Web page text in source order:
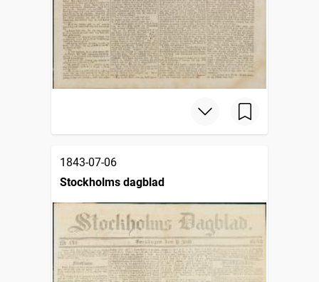
1843-07-06
Stockholms dagblad